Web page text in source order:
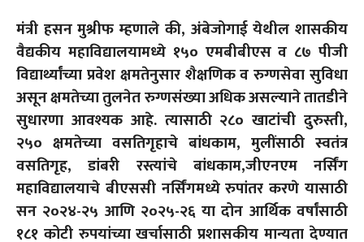
मंत्री हसन मुश्रीफ म्हणाले की, अंबेजोगाई येथील शासकीय
वैद्यकीय महाविद्यालयामध्ये १५० एमबीबीएस व ८७ पीजी
विद्यार्थ्यांच्या प्रवेश क्षमतेनुसार शैक्षणिक व रुग्णसेवा सुविधा
असून क्षमतेच्या तुलनेत रुग्णसंख्या अधिक असल्याने तातडीने
सुधारणा आवश्यक आहे. त्यासाठी २८० खाटांची दुरुस्ती,
२५० क्षमतेच्या वसतिगृहाचे बांधकाम, मुलींसाठी स्वतंत्र
वसतिगृह, डांबरी रस्त्यांचे बांधकाम,जीएनएम नर्सिंग
महाविद्यालयाचे बीएससी नर्सिंगमध्ये रुपांतर करणे यासाठी
सन २०२४-२५ आणि २०२५-२६ या दोन आर्थिक वर्षांसाठी
१८१ कोटी रुपयांच्या खर्चासाठी प्रशासकीय मान्यता देण्यात